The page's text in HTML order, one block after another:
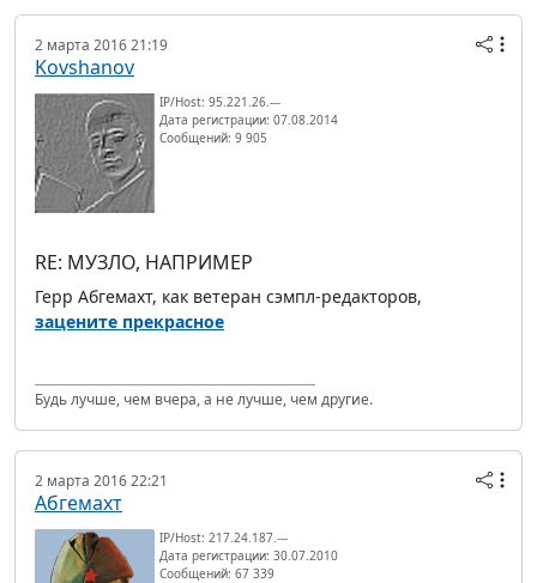
2 марта 2016 21:19
Kovshanov
IP/Host: 95.221.26.---
Дата регистрации: 07.08.2014
Сообщений: 9 905
RE: МУЗЛО, НАПРИМЕР
Герр Абгемахт, как ветеран сэмпл-редакторов,
зацените прекрасное
Будь лучше, чем вчера, а не лучше, чем другие.
2 марта 2016 22:21
Абгемахт
IP/Host: 217.24.187.---
Дата регистрации: 30.07.2010
Сообщений: 67 339